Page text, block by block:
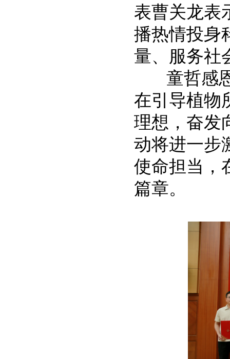
表曹关龙表
播热情投身
量、服务社
童哲感恩
在引导植物
理想，奋发
动将进一步
使命担当，
篇章。